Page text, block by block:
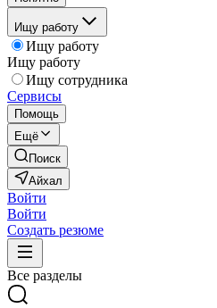
Ищу работу
Ищу работу
Ищу работу
Ищу сотрудника
Сервисы
Помощь
Ещё
Поиск
Айхал
Войти
Войти
Создать резюме
Все разделы